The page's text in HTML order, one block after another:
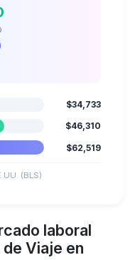
$34,733
$46,310
$62,519
(BLS)
laboral
Viaje en